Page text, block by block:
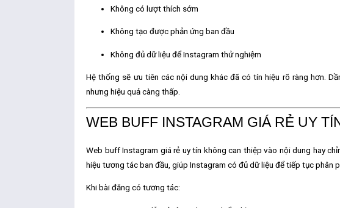
Không có lượt thích sớm
Không tạo được phản ứng ban đầu
Không đủ dữ liệu để Instagram thử nghiệm
Hệ thống sẽ ưu tiên các nội dung khác đã có tín hiệu rõ ràng hơn.
nhưng hiệu quả càng thấp.
WEB BUFF INSTAGRAM GIÁ RẺ UY
Web buff Instagram giá rẻ uy tín không can thiệp vào nội dung hay
hiệu tương tác ban đầu , giúp Instagram có đủ dữ liệu để tiếp tục phân
Khi bài đăng có tương tác: